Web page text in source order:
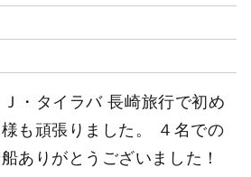
・タイラバ 長崎旅行で初め
も頑張りました。 ４名での
ありがとうございました！